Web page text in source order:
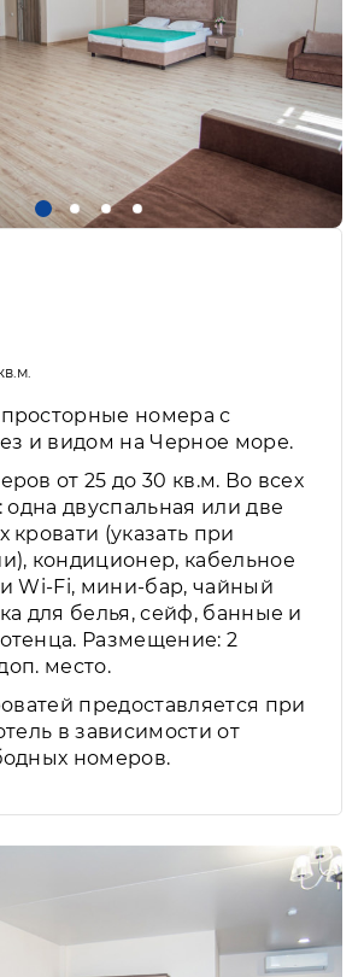
номера с
и видом на Черное море.
от 25 до 30 кв.м. Во всех
одна двуспальная или две
кровати (указать при
кондиционер, кабельное
Wi-Fi, мини-бар, чайный
для белья, сейф, банные и
Размещение: 2
место.
предоставляется при
в зависимости от
номеров.